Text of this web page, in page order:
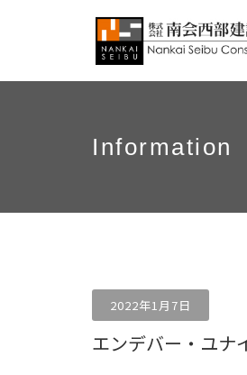
Information
2022年1月7日
エンデバー・ユナ